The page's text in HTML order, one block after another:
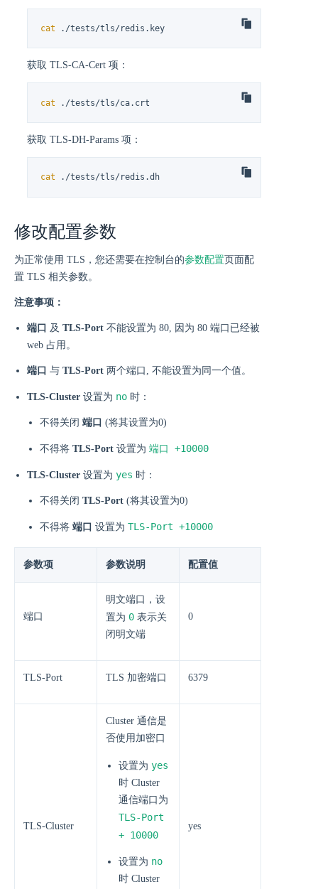
cat ./tests/tls/redis.key
获取 TLS-CA-Cert 项：
cat ./tests/tls/ca.crt
获取 TLS-DH-Params 项：
cat ./tests/tls/redis.dh
修改配置参数
为正常使用 TLS，您还需要在控制台的参数配置页面配
置 TLS 相关参数。
注意事项：
端口 及 TLS-Port 不能设置为 80, 因为 80 端口已经被
web 占用。
端口 与 TLS-Port 两个端口, 不能设置为同一个值。
TLS-Cluster 设置为 no 时：
不得关闭 端口 (将其设置为0)
不得将 TLS-Port 设置为 端口 +10000
TLS-Cluster 设置为 yes 时：
不得关闭 TLS-Port (将其设置为0)
不得将 端口 设置为 TLS-Port +10000
参数项 参数说明 配置值
端口
明文端口，设
置为 0 表示关
闭明文端
0
TLS-Port TLS 加密端口 6379
TLS-Cluster
Cluster 通信是
否使用加密口
设置为 yes
时 Cluster
通信端口为
TLS-Port
+ 10000
设置为 no
时 Cluster
yes